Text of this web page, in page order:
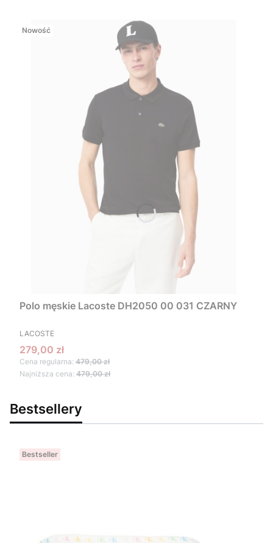
Nowość
Polo męskie Lacoste DH2050 00 031 CZARNY
PRODUCENT
LACOSTE
Cena promocyjna
279,00 zł
Cena regularna: 479,00 zł
Najniższa cena: 479,00 zł
Bestsellery
Bestseller